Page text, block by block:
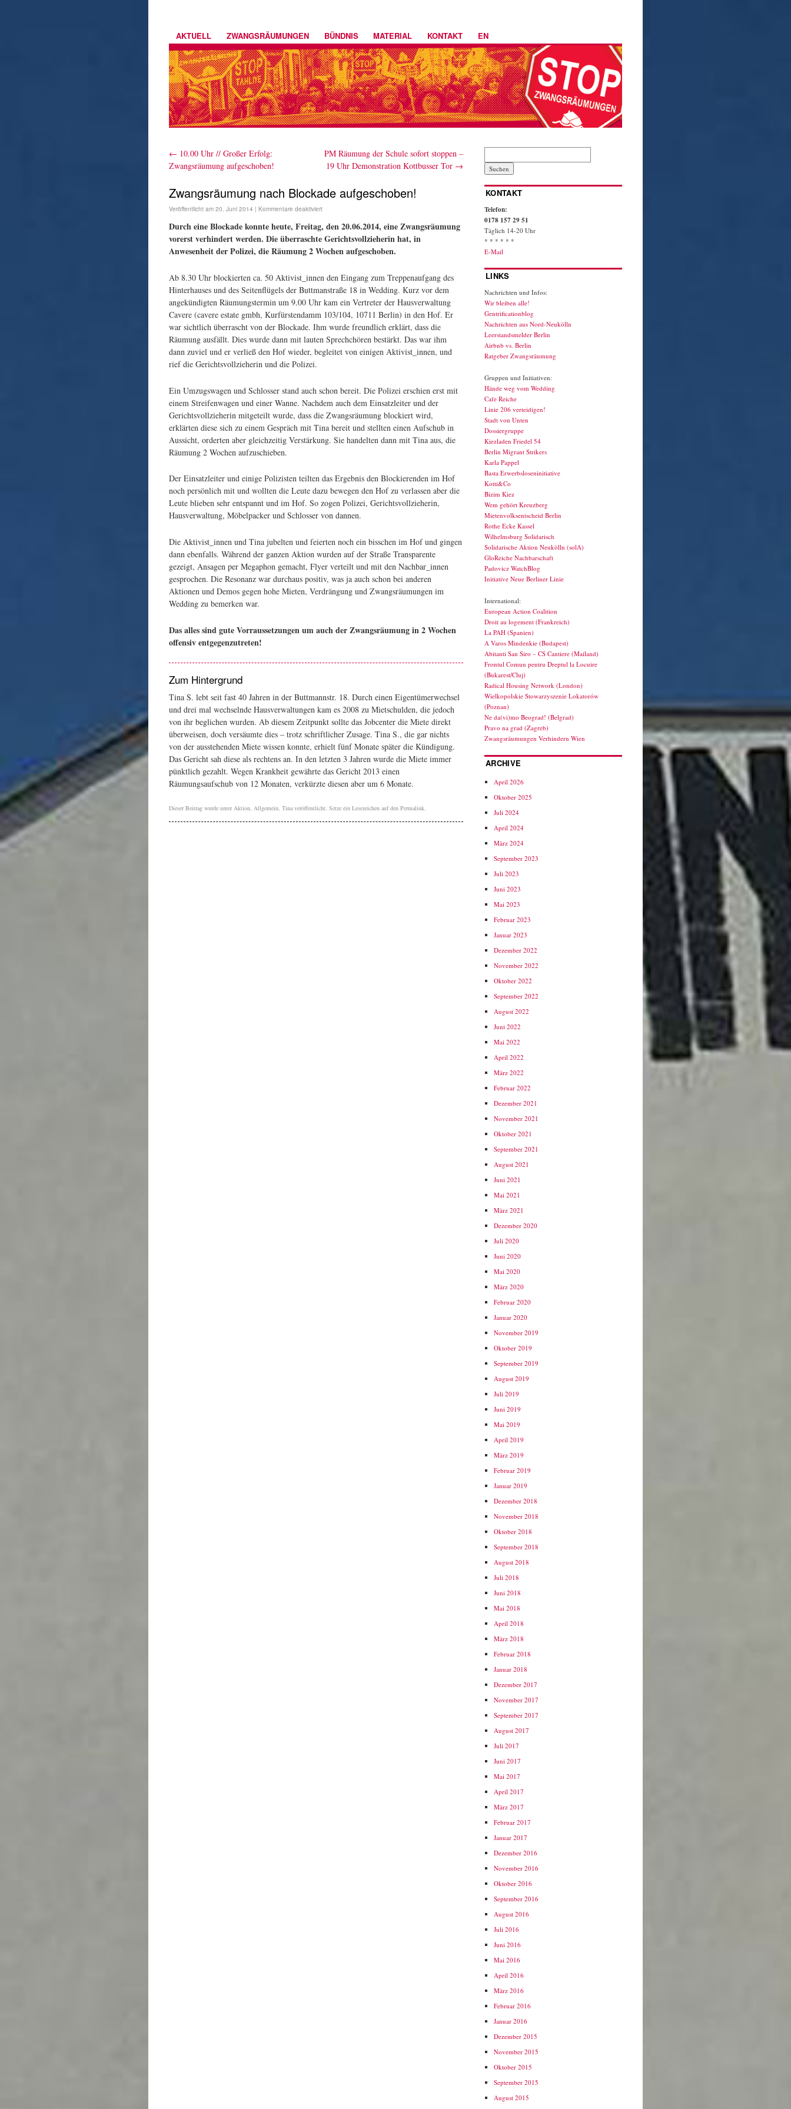
AKTUELL ZWANGSRÄUMUNGEN BÜNDNIS MATERIAL KONTAKT EN
← 10.00 Uhr // Großer Erfolg:
Zwangsräumung aufgeschoben!
PM Räumung der Schule sofort stoppen –
19 Uhr Demonstration Kottbusser Tor →
Zwangsräumung nach Blockade aufgeschoben!
Veröffentlicht am 20. Juni 2014 | Kommentare deaktiviert
Durch eine Blockade konnte heute, Freitag, den 20.06.2014, eine Zwangsräumung
vorerst verhindert werden. Die überraschte Gerichtsvollzieherin hat, in
Anwesenheit der Polizei, die Räumung 2 Wochen aufgeschoben.
Ab 8.30 Uhr blockierten ca. 50 Aktivist_innen den Eingang zum Treppenaufgang des
Hinterhauses und des Seitenflügels der Buttmanstraße 18 in Wedding. Kurz vor dem
angekündigten Räumungstermin um 9.00 Uhr kam ein Vertreter der Hausverwaltung
Cavere (cavere estate gmbh, Kurfürstendamm 103/104, 10711 Berlin) in den Hof. Er
war sichtlich überrascht von der Blockade. Ihm wurde freundlich erklärt, dass die
Räumung ausfällt. Dies wurde dann mit lauten Sprechchören bestärkt. Das war ihm
dann zuviel und er verließ den Hof wieder, begleitet von einigen Aktivist_innen, und
rief die Gerichtsvollzieherin und die Polizei.
Ein Umzugswagen und Schlosser stand auch schon bereit. Die Polizei erschien erst mit
einem Streifenwagen und einer Wanne. Nachdem auch dem Einsatzleiter und der
Gerichtsvollzieherin mitgeteilt wurde, dass die Zwangsräumung blockiert wird,
erklärten diese sich zu einem Gespräch mit Tina bereit und stellten einen Aufschub in
Aussicht, orderten aber gleichzeitig Verstärkung. Sie handelten dann mit Tina aus, die
Räumung 2 Wochen aufzuschieben.
Der Einsatzleiter und einige Polizisten teilten das Ergebnis den Blockierenden im Hof
noch persönlich mit und wollten die Leute dazu bewegen den Hof zu verlassen aber die
Leute blieben sehr entspannt und im Hof. So zogen Polizei, Gerichtsvollzieherin,
Hausverwaltung, Möbelpacker und Schlosser von dannen.
Die Aktivist_innen und Tina jubelten und feierten noch ein bisschen im Hof und gingen
dann ebenfalls. Während der ganzen Aktion wurden auf der Straße Transparente
gezeigt, Ansagen per Megaphon gemacht, Flyer verteilt und mit den Nachbar_innen
gesprochen. Die Resonanz war durchaus positiv, was ja auch schon bei anderen
Aktionen und Demos gegen hohe Mieten, Verdrängung und Zwangsräumungen im
Wedding zu bemerken war.
Das alles sind gute Vorraussetzungen um auch der Zwangsräumung in 2 Wochen
offensiv entgegenzutreten!
Zum Hintergrund
Tina S. lebt seit fast 40 Jahren in der Buttmannstr. 18. Durch einen Eigentümerwechsel
und drei mal wechselnde Hausverwaltungen kam es 2008 zu Mietschulden, die jedoch
von ihr beglichen wurden. Ab diesem Zeitpunkt sollte das Jobcenter die Miete direkt
überweisen, doch versäumte dies – trotz schriftlicher Zusage. Tina S., die gar nichts
von der ausstehenden Miete wissen konnte, erhielt fünf Monate später die Kündigung.
Das Gericht sah diese als rechtens an. In den letzten 3 Jahren wurde die Miete immer
pünktlich gezahlt. Wegen Krankheit gewährte das Gericht 2013 einen
Räumungsaufschub von 12 Monaten, verkürzte diesen aber um 6 Monate.
Dieser Beitrag wurde unter Aktion Allgemein Tina veröffentlicht. Setze ein Lesezeichen auf den Permalink
KONTAKT
Telefon:
0178 157 29 51
Täglich 14-20 Uhr
* * * * * *
E-Mail
LINKS
Nachrichten und Infos:
Wir bleiben alle!
Gentrificationblog
Nachrichten aus Nord-Neukölln
Leerstandsmelder Berlin
Airbnb vs. Berlin
Ratgeber Zwangsräumung
Gruppen und Initiativen:
Hände weg vom Wedding
Cafe Reiche
Linie 206 verteidigen!
Stadt von Unten
Dossiergruppe
Kiezladen Friedel 54
Berlin Migrant Strikers
Karla Pappel
Basta Erwerbsloseninitiative
Kotti&Co
Bizim Kiez
Wem gehört Kreuzberg
Mietenvolksentscheid Berlin
Rothe Ecke Kassel
Wilhelmsburg Solidarisch
Solidarische Aktion Neukölln (solA)
GloReiche Nachbarschaft
Padovicz WatchBlog
Initiative Neue Berliner Linie
International:
European Action Coalition
Droit au logement (Frankreich)
La PAH (Spanien)
A Varos Mindenkie (Budapest)
Abitanti San Siro – CS Cantiere (Mailand)
Frontul Comun pentru Dreptul la Locuire
(Bukarest/Cluj)
Radical Housing Network (London)
Wielkopolskie Stowarzyszenie Lokatorów
(Poznan)
Ne da(vi)mo Beograd! (Belgrad)
Pravo na grad (Zagreb)
Zwangsräumungen Verhindern Wien
ARCHIVE
April 2026
Oktober 2025
Juli 2024
April 2024
März 2024
September 2023
Juli 2023
Juni 2023
Mai 2023
Februar 2023
Januar 2023
Dezember 2022
November 2022
Oktober 2022
September 2022
August 2022
Juni 2022
Mai 2022
April 2022
März 2022
Februar 2022
Dezember 2021
November 2021
Oktober 2021
September 2021
August 2021
Juni 2021
Mai 2021
März 2021
Dezember 2020
Juli 2020
Juni 2020
Mai 2020
März 2020
Februar 2020
Januar 2020
November 2019
Oktober 2019
September 2019
August 2019
Juli 2019
Juni 2019
Mai 2019
April 2019
März 2019
Februar 2019
Januar 2019
Dezember 2018
November 2018
Oktober 2018
September 2018
August 2018
Juli 2018
Juni 2018
Mai 2018
April 2018
März 2018
Februar 2018
Januar 2018
Dezember 2017
November 2017
September 2017
August 2017
Juli 2017
Juni 2017
Mai 2017
April 2017
März 2017
Februar 2017
Januar 2017
Dezember 2016
November 2016
Oktober 2016
September 2016
August 2016
Juli 2016
Juni 2016
Mai 2016
April 2016
März 2016
Februar 2016
Januar 2016
Dezember 2015
November 2015
Oktober 2015
September 2015
August 2015